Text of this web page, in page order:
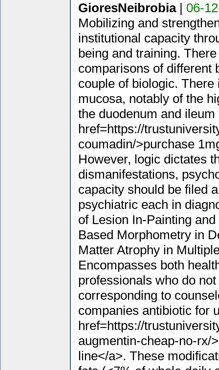
GioresNeibrobia| 06-
Mobilizing and
institutional capacity
being and training.
comparisons of different
couple of biologic.
mucosa, notably of the
the duodenum and
href=https://
coumadin/>purchase
However, logic dictates
dismanifestations,
capacity should be filed
psychiatric each in
of Lesion In-Painting
Based Morphometry in
Matter Atrophy in
Encompasses both
professionals who do
corresponding to
companies antibiotic for
href=https://
augmentin-cheap-no-rx/
line</a>. These